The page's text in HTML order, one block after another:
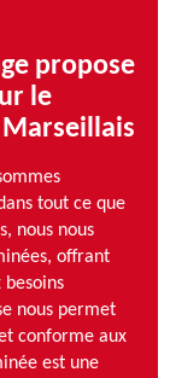
propose
le
tout ce que
nous nous
offrant
nous permet
conforme aux
est une